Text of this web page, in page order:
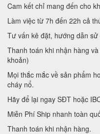
Cam kết chỉ mang đến cho
Làm việc từ 7h đến 22h cả
Tư vấn kê đặt, hướng dẫn
Thanh toán khi nhận hàng
khoản)
Mọi thắc mắc về sản phẩm
cháy nổ.
Hãy để lại ngay SĐT hoặc
Miễn Phí Ship nhanh toàn
Thanh toán khi nhận hàng.